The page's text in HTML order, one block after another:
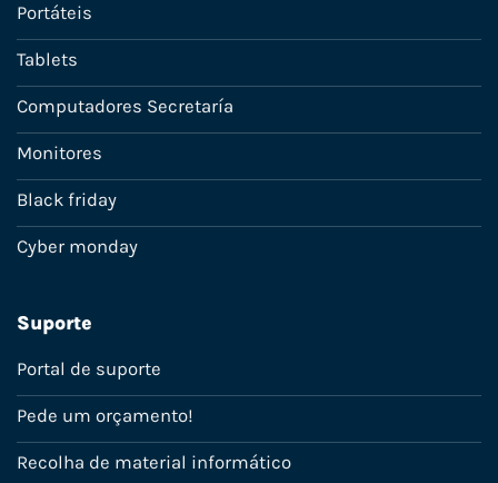
Portáteis
Tablets
Computadores Secretaría
Monitores
Black friday
Cyber monday
Suporte
Portal de suporte
Pede um orçamento!
Recolha de material informático